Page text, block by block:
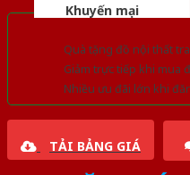
Khuyến mại
Quà tặng đồ nội thất
Giảm trực tiếp khi mua
Nhiều ưu đãi lớn khi
TẢI BẢNG GIÁ